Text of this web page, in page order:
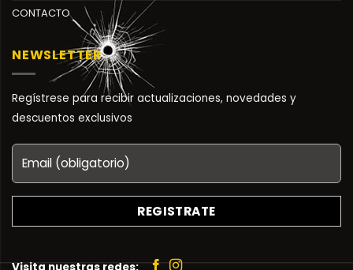
CONTACTO
NEWSLETTER
Regístrese para recibir actualizaciones, novedades y
descuentos exclusivos
Visita nuestras redes: